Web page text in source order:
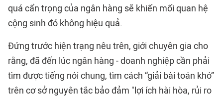
quá cẩn trọng của ngân hàng sẽ khiến mối quan hệ
cộng sinh đó không hiệu quả.
Đứng trước hiện trạng nêu trên, giới chuyên gia cho
rằng, đã đến lúc ngân hàng - doanh nghiệp cần phải
tìm được tiếng nói chung, tìm cách “giải bài toán khó”
trên cơ sở nguyên tắc bảo đảm "lợi ích hài hòa, rủi ro